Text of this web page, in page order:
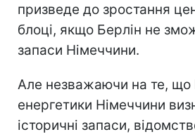
призведе до зростання
блоці, якщо Берлін не
запаси Німеччини.
Але незважаючи на те, що
енергетики Німеччини
історичні запаси,